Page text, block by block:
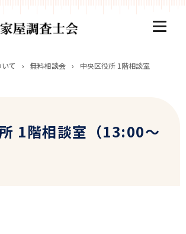
て › 無料相談会 ›
中央区役所 1階相談室
1階相談室（13:00～